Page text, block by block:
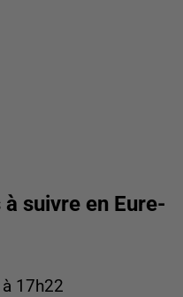
suivre en Eure-
17h22